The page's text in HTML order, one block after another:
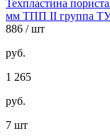
Техпластина
мм ТПП II группа ТУ
886 / шт
руб.
1 265
руб.
7 шт